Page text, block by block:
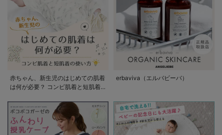
赤ちゃん、新生児のはじめての肌着
は何が必要？ コンビ肌着と短肌着
erbaviva（エルバビーバ）